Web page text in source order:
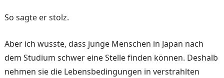
So sagte er stolz.
Aber ich wusste, dass junge Menschen in Japan nach
dem Studium schwer eine Stelle finden können. Deshalb
nehmen sie die Lebensbedingungen in verstrahlten